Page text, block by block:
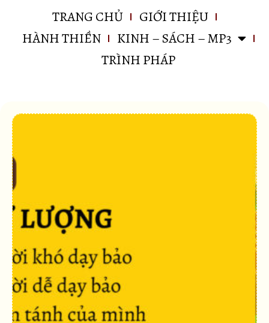
TRANG CHỦ
GIỚI THIỆU
HÀNH THIỀN
KINH – SÁCH – MP3
TRÌNH PHÁP